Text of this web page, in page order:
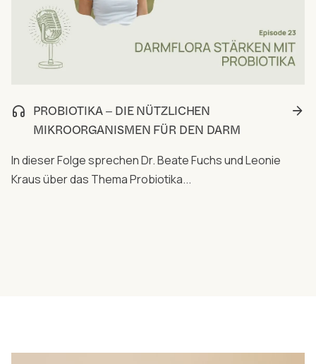
PROBIOTIKA ‒ DIE NÜTZLICHEN
MIKROORGANISMEN FÜR DEN DARM
In dieser Folge sprechen Dr. Beate Fuchs und Leonie
Kraus über das Thema Probiotika...